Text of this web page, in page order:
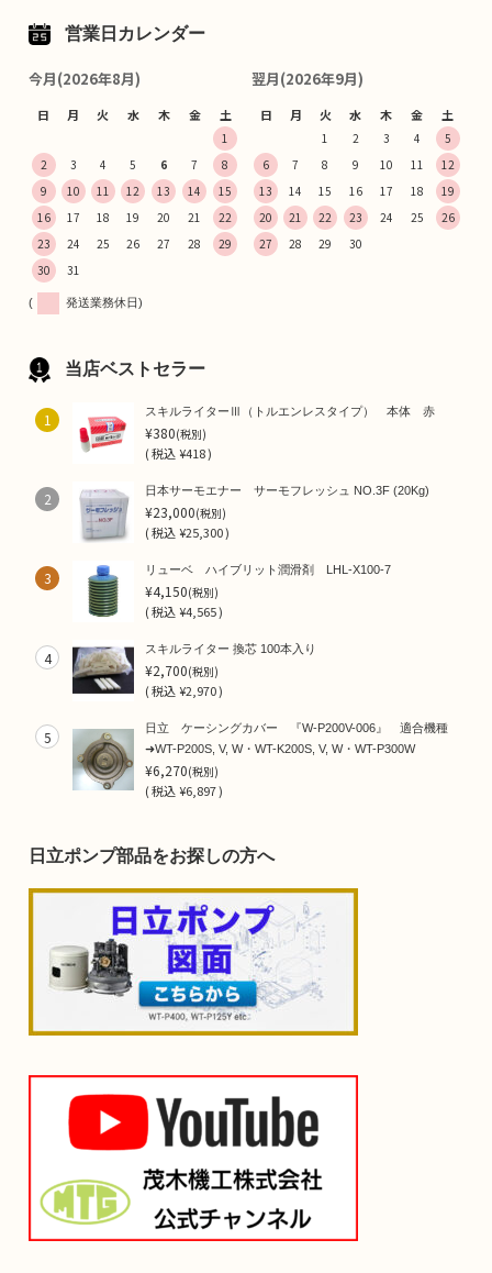
営業日カレンダー
今月(2026年8月)
日 月 火 水 木 金 土
1
2
3 4 5 6 7
8
9
10 11 12 13 14
15
16
17 18 19 20 21
22
23
24 25 26 27 28
29
30
31
翌月(2026年9月)
日 月 火 水 木 金 土
1 2 3 4
5
6
7 8 9 10 11
12
13
14 15 16 17 18
19
20
21 22 23 24 25
26
27
28 29 30
( 発送業務休日)
当店ベストセラー
1 スキルライターⅢ（トルエンレスタイプ） 本体 赤
¥380(税別)
(税込¥418 )
2 日本サーモエナー サーモフレッシュ NO.3F (20Kg)
¥23,000(税別)
(税込¥25,300 )
3 リューベ ハイブリット潤滑剤 LHL-X100-7
¥4,150(税別)
(税込¥4,565 )
4 スキルライター 換芯 100本入り
¥2,700(税別)
(税込¥2,970 )
5
日立 ケーシングカバー 『W-P200V-006』 適合機種
➜WT-P200S, V, W・WT-K200S, V, W・WT-P300W
¥6,270(税別)
(税込¥6,897 )
日立ポンプ部品をお探しの方へ